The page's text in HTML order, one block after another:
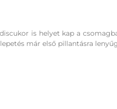
is helyet kap a
már első pillantásra